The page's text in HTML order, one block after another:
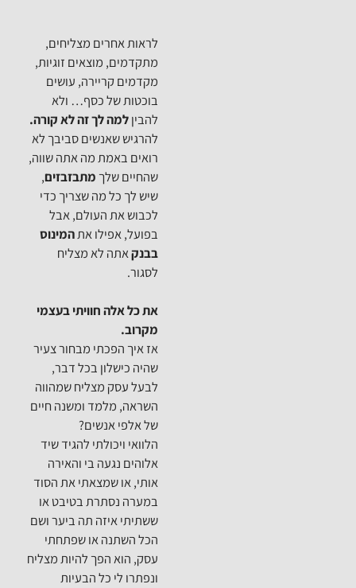
לראות אחרים מצליחים,
מתקדמים, מוצאים זוגיות,
מקדמים קריירה, עושים
בוכטות של כסף… ולא
למה לך זה לא קורה.
להרגיש שאנשים סביבך לא
רואים באמת מה אתה שווה,
מתבזבזים,
שיש לך כל מה שצריך כדי
לכבוש את העולם, אבל
בפועל, אפילו אתהמינוס
אתה לא מצליח
את כל אלה חוויתי בעצמי
אז איך הפכתי מבחור צעיר
שהיה כישלון בכל דבר,
לבעל עסק מצליח שמהווה
השראה, מלמד ומשנה חיים
של אלפי אנשים?
הלוואי ויכולתי להגיד שיד
אלוהים נגעה בי והאירה
אותי, או שמצאתי את הסוד
במערה נסתרת בטיבט או
ששתיתי איזה תה ביער ושם
הכל השתנה או שפתחתי
עסק, הוא הפך להיות מצליח
ונפתרו לי כל הבעיות